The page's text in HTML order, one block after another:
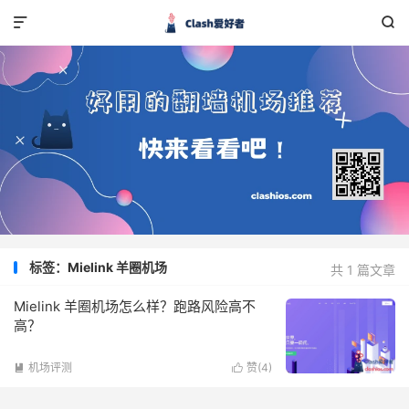


共 1 篇文章
标签：Mielink 羊圈机场
Mielink 羊圈机场怎么样？跑路风险高不
高？
 赞(4)
 机场评测